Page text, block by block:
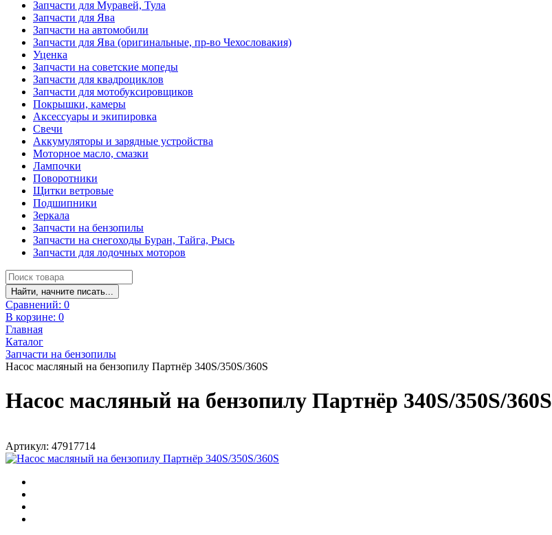
Запчасти для Муравей, Тула
Запчасти для Ява
Запчасти на автомобили
Запчасти для Ява (оригинальные, пр-во Чехословакия)
Уценка
Запчасти на советские мопеды
Запчасти для квадроциклов
Запчасти для мотобуксировщиков
Покрышки, камеры
Аксессуары и экипировка
Свечи
Аккумуляторы и зарядные устройства
Моторное масло, смазки
Лампочки
Поворотники
Щитки ветровые
Подшипники
Зеркала
Запчасти на бензопилы
Запчасти на снегоходы Буран, Тайга, Рысь
Запчасти для лодочных моторов
Найти, начните писать...
Сравнений: 0
В корзине: 0
Главная
Каталог
Запчасти на бензопилы
Насос масляный на бензопилу Партнёр 340S/350S/360S
Насос масляный на бензопилу Партнёр 340S/350S/360S
Артикул: 47917714